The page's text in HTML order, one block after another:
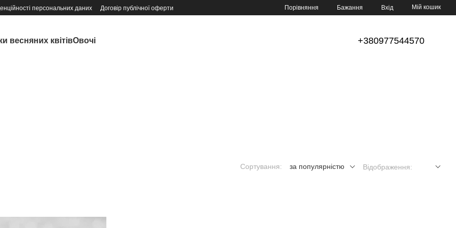
персональних даних Договір публічної оферти Порівняння Бажання Вхід Мій кошик
весняних квітівОвочі +380977544570
Сортування: за популярністю Відображення: